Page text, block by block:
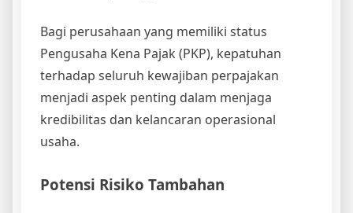
Bagi perusahaan yang memiliki status
Pengusaha Kena Pajak (PKP), kepatuhan
terhadap seluruh kewajiban perpajakan
menjadi aspek penting dalam menjaga
kredibilitas dan kelancaran operasional
usaha.
Potensi Risiko Tambahan